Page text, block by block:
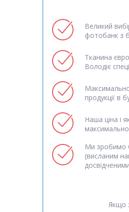
Великий
фотобанк з
Тканина
Володіє
продукції в
Наша ціна і
Ми зробимо
(висланим
Якщо